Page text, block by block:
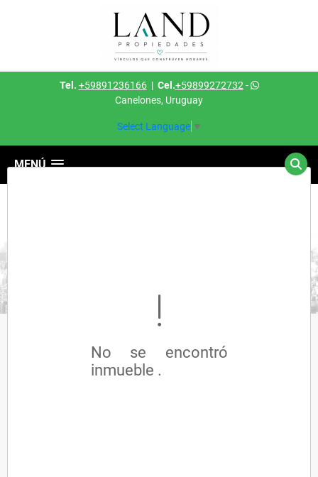
Tel. +59891236166| Cel.+59899272732 -
Canelones, Uruguay
Select Language ▼
MENÚ
No se encontró
inmueble .